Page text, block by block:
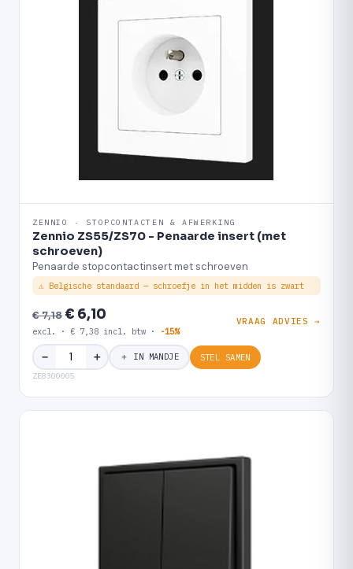
ZENNIO · STOPCONTACTEN & AFWERKING
Zennio ZS55/ZS70 - Penaarde insert (met
schroeven)
Penaarde stopcontactinsert met schroeven
⚠ Belgische standaard — schroefje in het midden is zwart
€ 7,18€ 6,10
excl. · € 7,38 incl. btw · -15%
VRAAG ADVIES →
− ＋ ＋ IN MANDJE STEL SAMEN
ZE8300005